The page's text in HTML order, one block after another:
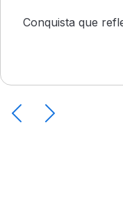
Conquista que